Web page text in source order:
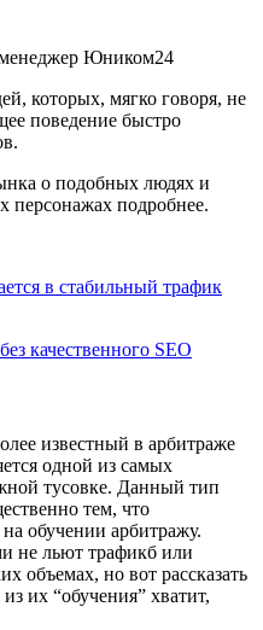
менеджер Юником24
которых, мягко говоря, не
поведение быстро
о подобных людях и
персонажах подробнее.
в стабильный трафик
качественного SEO
известный в арбитраже
одной из самых
тусовке. Данный тип
тем, что
обучении арбитражу.
не льют трафикб или
объемах, но вот рассказать
их “обучения” хватит,